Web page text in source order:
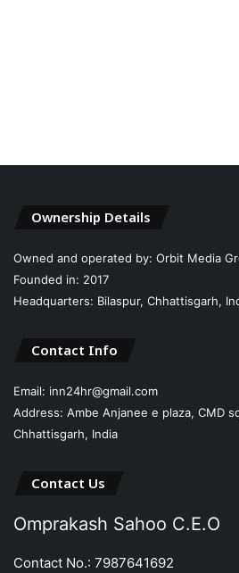
Ownership Details
Owned and operated by: Orbit Media
Founded in: 2017
Headquarters: Bilaspur, Chhattisgarh,
Contact Info
Email: inn24hr@gmail.com
Address: Ambe Anjanee e plaza, CMD
Chhattisgarh, India
Contact Us
Omprakash Sahoo C.E.O
Contact No.: 7987641692